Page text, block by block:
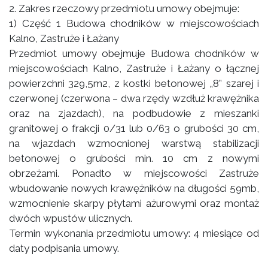
2. Zakres rzeczowy przedmiotu umowy obejmuje:
1) Część 1 Budowa chodników w miejscowościach
Kalno, Zastruże i Łażany
Przedmiot umowy obejmuje Budowa chodników w
miejscowościach Kalno, Zastruże i Łażany o łącznej
powierzchni 329,5m2, z kostki betonowej „8” szarej i
czerwonej (czerwona – dwa rzędy wzdłuż krawężnika
oraz na zjazdach), na podbudowie z mieszanki
granitowej o frakcji 0/31 lub 0/63 o grubości 30 cm,
na wjazdach wzmocnionej warstwą stabilizacji
betonowej o grubości min. 10 cm z nowymi
obrzeżami. Ponadto w miejscowości Zastruże
wbudowanie nowych krawężników na długości 59mb,
wzmocnienie skarpy płytami ażurowymi oraz montaż
dwóch wpustów ulicznych.
Termin wykonania przedmiotu umowy: 4 miesiące od
daty podpisania umowy.